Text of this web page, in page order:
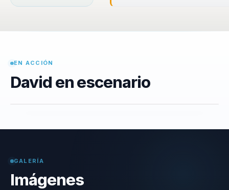
EN ACCIÓN
David en escenario
GALERÍA
Imágenes